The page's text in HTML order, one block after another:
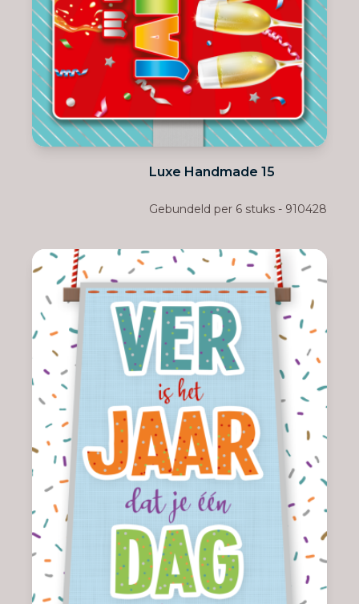
Luxe Handmade 15
Gebundeld per 6 stuks - 910428